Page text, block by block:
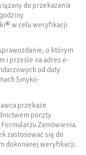
do przekazania
w celu weryfikacji
o którym
i prześle na adres e-
od daty
Smyko-
przekaże
poczty
Zamówienia.
zastosować się do
dokonanej weryfikacji.